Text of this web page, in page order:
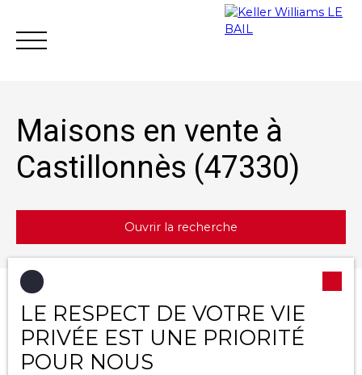
Maisons en vente à
Castillonnès (47330)
Ouvrir la recherche
Vente
Maison
Type de bien
Pertinence Créer une alerte
LE RESPECT DE VOTRE VIE
PRIVÉE EST UNE PRIORITÉ
POUR NOUS